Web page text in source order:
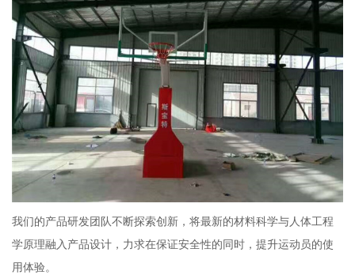
我们的产品研发团队不断探索创新，将最新的材料科学与人体工程
学原理融入产品设计，力求在保证安全性的同时，提升运动员的使
用体验。